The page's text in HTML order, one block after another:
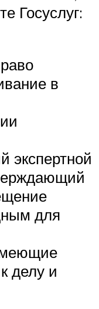
Госуслуг:
в
экспертной
для
делу и